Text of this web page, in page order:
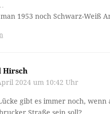
1953 noch Schwarz-Weiß
Hirsch
2024 um 10:42 Uhr
gibt es immer noch,
Straße sein soll?